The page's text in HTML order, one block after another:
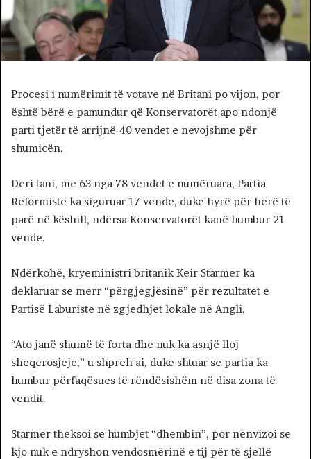
Procesi i numërimit të votave në Britani po vijon, por
është bërë e pamundur që Konservatorët apo ndonjë
parti tjetër të arrijnë 40 vendet e nevojshme për
shumicën.
Deri tani, me 63 nga 78 vendet e numëruara, Partia
Reformiste ka siguruar 17 vende, duke hyrë për herë të
parë në këshill, ndërsa Konservatorët kanë humbur 21
vende.
Ndërkohë, kryeministri britanik Keir Starmer ka
deklaruar se merr “përgjegjësinë” për rezultatet e
Partisë Laburiste në zgjedhjet lokale në Angli.
“Ato janë shumë të forta dhe nuk ka asnjë lloj
sheqerosjeje,” u shpreh ai, duke shtuar se partia ka
humbur përfaqësues të rëndësishëm në disa zona të
vendit.
Starmer theksoi se humbjet “dhembin”, por nënvizoi se
kjo nuk e ndryshon vendosmërinë e tij për të sjellë